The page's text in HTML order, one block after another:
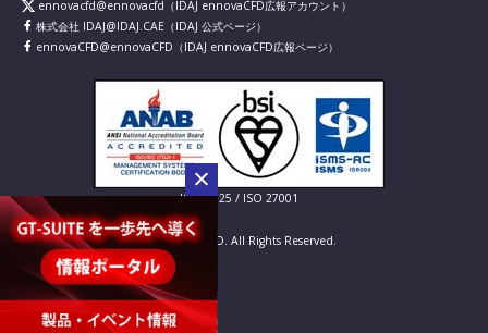
ennovacfd@ennovacfd （IDAJ ennovaCFD広報アカウント）
株式会社 IDAJ@IDAJ.CAE （IDAJ 公式ページ）
ennovaCFD@ennovaCFD （IDAJ ennovaCFD広報ページ）
IS 826725 / ISO 27001
© IDAJ Co., LTD. All Rights Reserved.